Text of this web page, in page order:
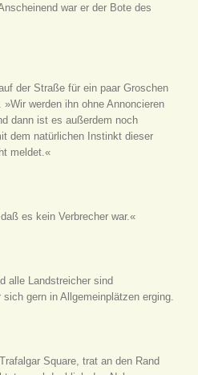
war er der Bote des
der Straße für ein paar Groschen
werden ihn ohne Annoncieren
dann ist es außerdem noch
dem natürlichen Instinkt dieser
meldet.«
es kein Verbrecher war.«
alle Landstreicher sind
gern in Allgemeinplätzen erging.
Square, trat an den Rand